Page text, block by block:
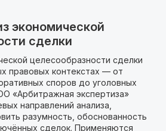
экономической
сделки
целесообразности сделки
правовых контекстах — от
споров до уголовных
«Арбитражная экспертиза»
направлений анализа,
разумность, обоснованность
сделок. Применяются